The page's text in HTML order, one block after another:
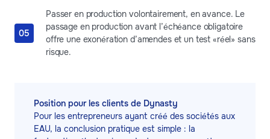
Passer en production volontairement, en avance. Le
passage en production avant l’échéance obligatoire
offre une exonération d’amendes et un test «réel» sans
risque.
Position pour les clients de Dynasty
Pour les entrepreneurs ayant créé des sociétés aux
EAU, la conclusion pratique est simple : la